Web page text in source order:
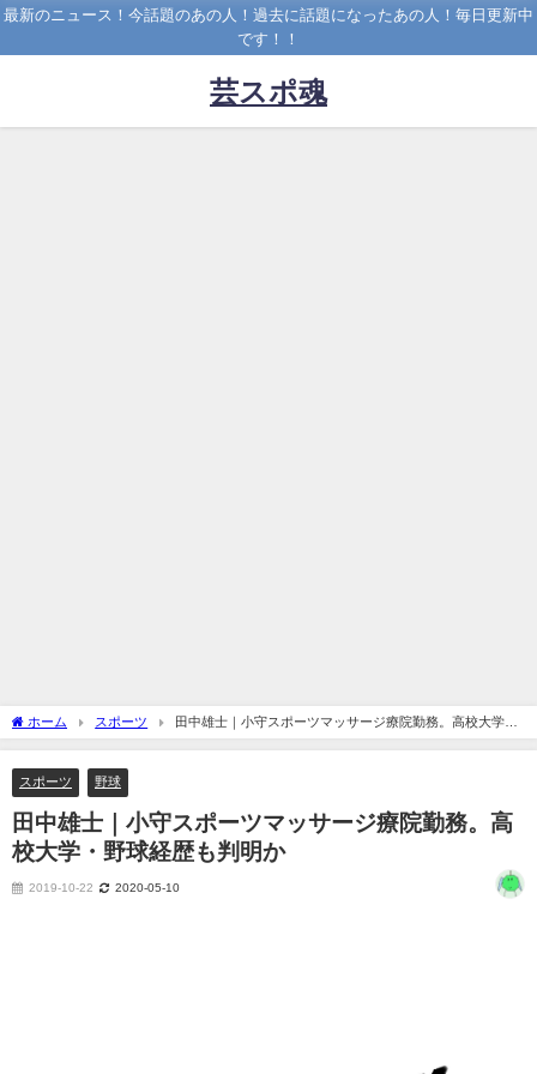
最新のニュース！今話題のあの人！過去に話題になったあの人！毎日更新中
です！！
芸スポ魂
ホーム スポーツ
田中雄士｜小守スポーツマッサージ療院勤務。高校大学・
野球経歴も判明か
スポーツ 野球
田中雄士｜小守スポーツマッサージ療院勤務。高
校大学・野球経歴も判明か
2019-10-22 2020-05-10